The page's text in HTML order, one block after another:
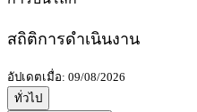
สถิติการดำเนินงาน
อัปเดตเมื่อ: 09/08/2026
ทั่วไป